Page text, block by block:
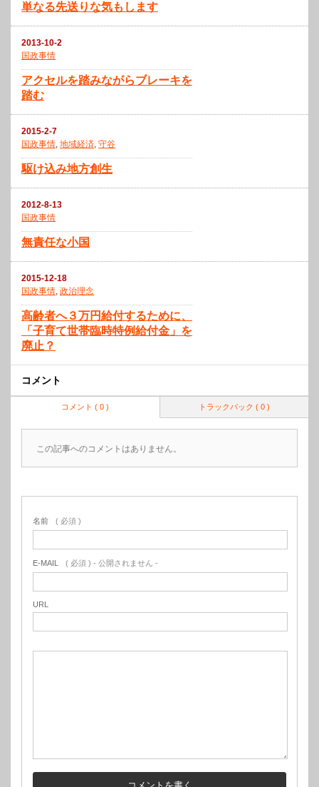
単なる先送りな気もします
2013-10-2
国政事情
アクセルを踏みながらブレーキを
踏む
2015-2-7
国政事情, 地域経済, 守谷
駆け込み地方創生
2012-8-13
国政事情
無責任な小国
2015-12-18
国政事情, 政治理念
高齢者へ３万円給付するために、
「子育て世帯臨時特例給付金」を
廃止？
コメント
トラックバック ( 0 )
コメント ( 0 )
この記事へのコメントはありません。
名前 ( 必須 )
E-MAIL ( 必須 ) - 公開されません -
URL